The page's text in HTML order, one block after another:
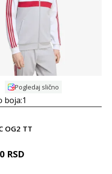
Uporedi
Pogledaj slično
boja:1
OG2 TT
RSD